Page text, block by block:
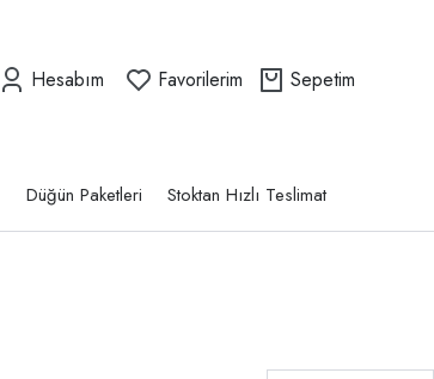
Hesabım Favorilerim Sepetim
Düğün Paketleri Stoktan Hızlı Teslimat